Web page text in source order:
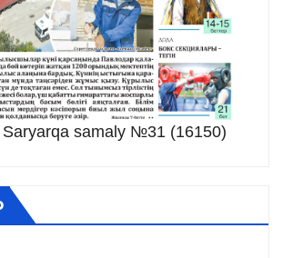
samaly №31 (16150)